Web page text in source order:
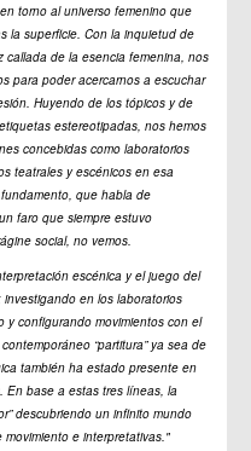
torno al universo femenino que
la superficie. Con la inquietud de
callada de la esencia femenina, nos
para poder acercarnos a escuchar
Huyendo de los tópicos y de
estereotipadas, nos hemos
concebidas como laboratorios
teatrales y escénicos en esa
que habla de
faro que siempre estuvo
social, no vemos.
escénica y el juego del
en los laboratorios
y configurando movimientos con el
“partitura” ya sea de
también ha estado presente en
En base a estas tres líneas, la
descubriendo un infinito mundo
e interpretativas."